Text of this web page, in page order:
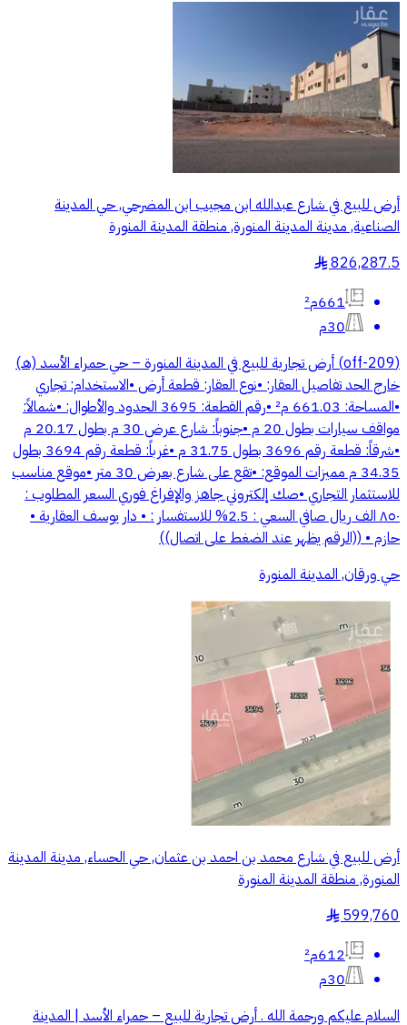
أرض للبيع في شارع عبدالله ابن مجيب ابن المضرحي, حي المدينة
الصناعية, مدينة المدينة المنورة, منطقة المدينة المنورة
826,287.5
§
661م²
30م
(off-209) أرض تجارية للبيع في المدينة المنورة – حي حمراء الأسد (هـ)
خارج الحد تفاصيل العقار: •نوع العقار: قطعة أرض •الاستخدام: تجاري
•المساحة: 661.03 م² •رقم القطعة: 3695 الحدود والأطوال: •شمالاً:
مواقف سيارات بطول 20 م •جنوباً: شارع عرض 30 م بطول 20.17 م
•شرقاً: قطعة رقم 3696 بطول 31.75 م •غرباً: قطعة رقم 3694 بطول
34.35 م مميزات الموقع: •تقع على شارع بعرض 30 متر •موقع مناسب
للاستثمار التجاري •صك إلكتروني جاهز والإفراغ فوري السعر المطلوب :
٨٥٠ الف ريال صافي السعي : 2.5% للاستفسار : • دار يوسف العقارية •
حازم • ((الرقم يظهر عند الضغط على اتصال))
حي ورقان, المدينة المنورة
أرض للبيع في شارع محمد بن احمد بن عثمان, حي الحساء, مدينة المدينة
المنورة, منطقة المدينة المنورة
599,760
§
612م²
30م
السلام عليكم ورحمة الله . أرض تجارية للبيع – حمراء الأسد | المدينة